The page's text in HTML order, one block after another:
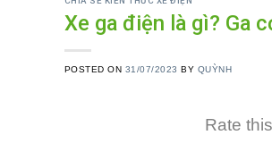
Xe ga điện là gì? Ga
POSTED ON 31/07/2023 BY QUỲNH
Rate